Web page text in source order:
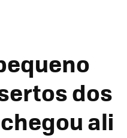
dos
ali